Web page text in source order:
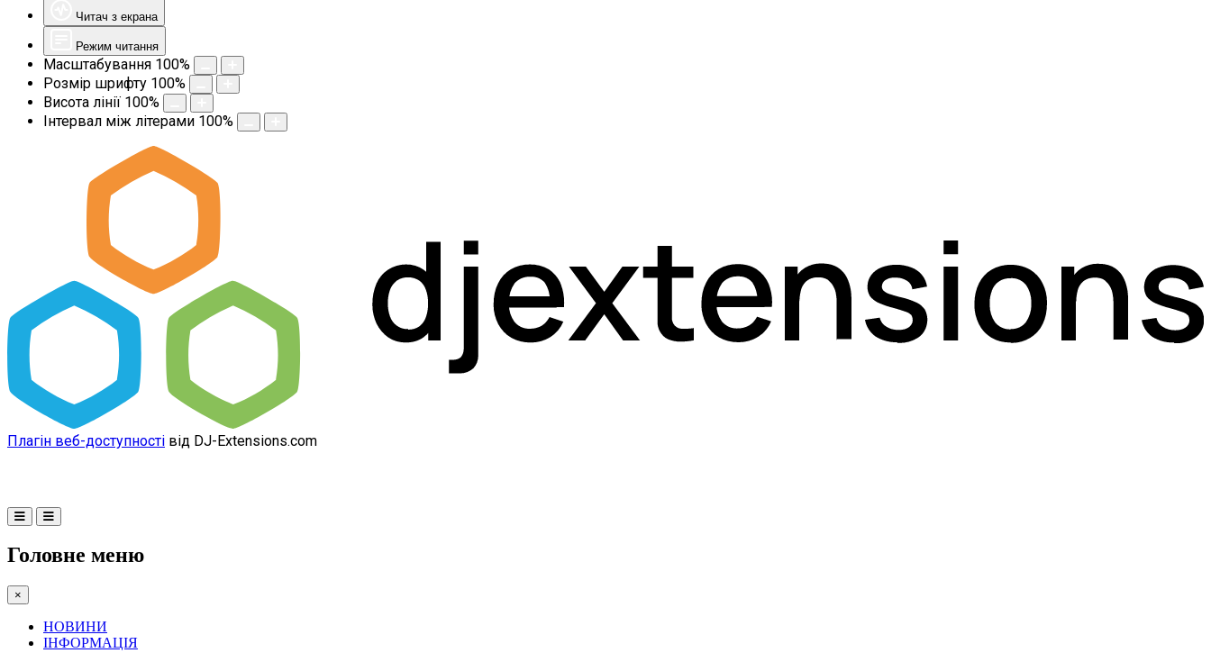
Читач з екрана
Режим читання
Масштабування 100%
Розмір шрифту 100%
Висота лінії 100%
Інтервал між літерами 100%
Плагін веб-доступності від DJ-Extensions.com
Головне меню
×
НОВИНИ
ІНФОРМАЦІЯ